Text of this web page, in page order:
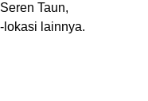
Taun,
lokasi lainnya.